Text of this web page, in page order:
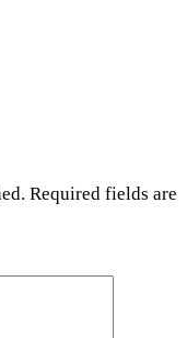
Required fields are